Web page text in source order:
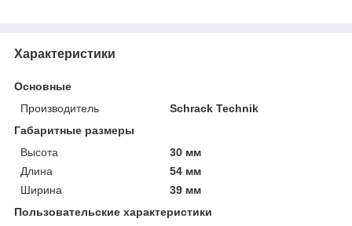
Характеристики
Основные
Производитель
Schrack Technik
Габаритные размеры
Высота
30 мм
Длина
54 мм
Ширина
39 мм
Пользовательские характеристики